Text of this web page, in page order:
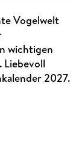
Vogelwelt
wichtigen
Liebevoll
2027.